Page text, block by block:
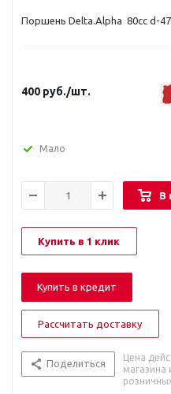
Поршень Delta.Alpha 80cc d-
400 руб./шт.
Мало
В
Купить в 1 клик
Купить в кредит
Рассчитать доставку
Поделиться
Цена
магазина